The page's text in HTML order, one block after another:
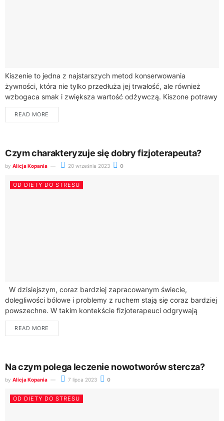
Kiszenie to jedna z najstarszych metod konserwowania
żywności, która nie tylko przedłuża jej trwałość, ale również
wzbogaca smak i zwiększa wartość odżywczą. Kiszone potrawy
są bogate w probiotyki, które wspomagają...
READ MORE
Czym charakteryzuje się dobry fizjoterapeuta?
by Alicja Kopania 20 września 2023 0
OD DIETY DO STRESU
W dzisiejszym, coraz bardziej zapracowanym świecie,
dolegliwości bólowe i problemy z ruchem stają się coraz bardziej
powszechne. W takim kontekście fizjoterapeuci odgrywają
kluczową rolę w poprawie jakości życia wielu...
READ MORE
Na czym polega leczenie nowotworów stercza?
by Alicja Kopania 7 lipca 2023 0
OD DIETY DO STRESU